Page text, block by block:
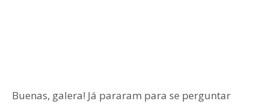
Buenas, galera! Já pararam para se perguntar